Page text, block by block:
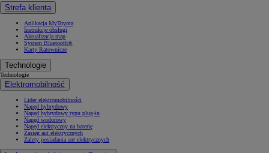
Strefa klienta
Aplikacja MyToyota
Instrukcje obsługi
Aktualizacja map
System Bluetooth®
Karty Ratownicze
Technologie
Technologie
Elektromobilność
Lider elektromobilności
Napęd hybrydowy
Napęd hybrydowy typu plug-in
Napęd wodorowy
Napęd elektryczny na baterię
Zasięg aut elektrycznych
Zalety posiadania aut elektrycznych